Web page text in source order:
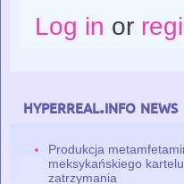
Log in or
hyperreal.info news
Produkcja
meksykańskiego
zatrzymania